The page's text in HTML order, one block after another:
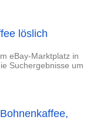
löslich
eBay-Marktplatz in
Suchergebnisse um